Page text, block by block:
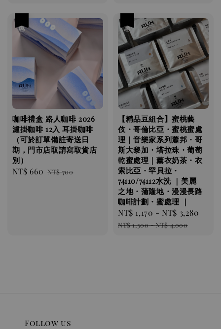
咖啡禮盒 路人咖啡 2026
濾掛咖啡 12入 耳掛咖啡
（可於訂單備註寄送日
期，門市店取請寫取貨店
別）
Sale
NT$ 660 Regular
NT$ 700
【精品豆組合】蜜桃藝
伎・哥倫比亞・蜜桃蜜處
理｜音樂家系列蕭邦・哥
斯大黎加・塔拉珠・葡萄
乾蜜處理｜薰衣奶茶・衣
索比亞・罕貝拉・
74110/74112水洗 ｜美麗
之地・蒲隆地・漫漫長路
咖啡計劃・蜜處理 ｜
Sale
price
NT$ 1,170 - NT$ 3,280
NT$ 1,300-NT$ 4,000
Follow us